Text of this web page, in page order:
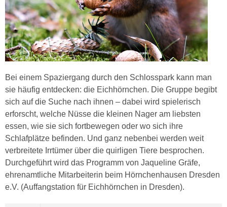
Bei einem Spaziergang durch den Schlosspark kann man
sie häufig entdecken: die Eichhörnchen. Die Gruppe begibt
sich auf die Suche nach ihnen – dabei wird spielerisch
erforscht, welche Nüsse die kleinen Nager am liebsten
essen, wie sie sich fortbewegen oder wo sich ihre
Schlafplätze befinden. Und ganz nebenbei werden weit
verbreitete Irrtümer über die quirligen Tiere besprochen.
Durchgeführt wird das Programm von Jaqueline Gräfe,
ehrenamtliche Mitarbeiterin beim Hörnchenhausen Dresden
e.V. (Auffangstation für Eichhörnchen in Dresden).